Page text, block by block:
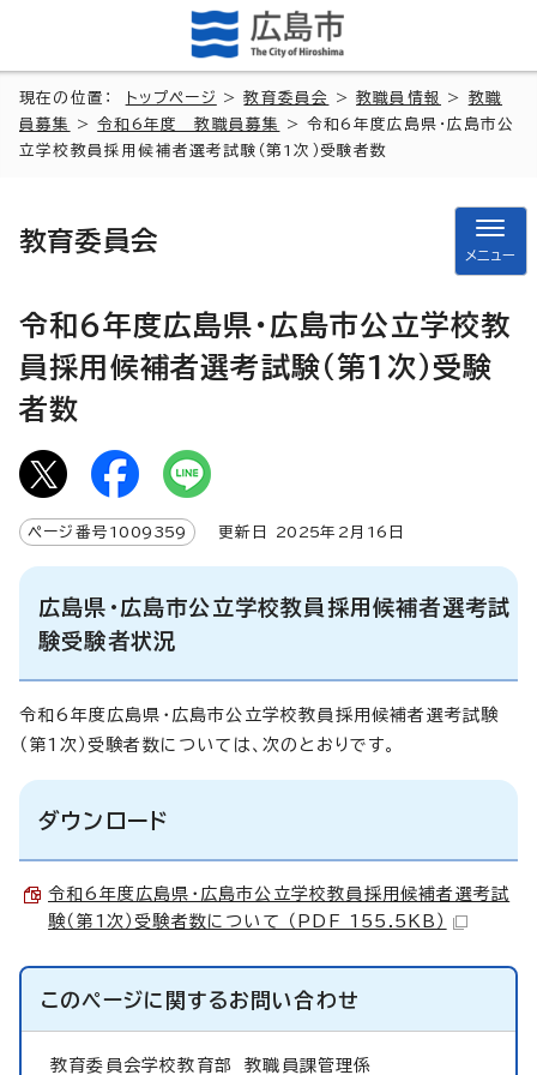
現在の位置： トップページ >教育委員会 >教職員情報 > 教職
員募集
>令和6年度 教職員募集
> 令和6年度広島県・広島市公
立学校教員採用候補者選考試験（第1次）受験者数
教育委員会
メニュー
令和6年度広島県・広島市公立学校教
員採用候補者選考試験（第1次）受験
者数
ページ番号 1009359 更新日 2025年2月 16 日
広島県・広島市公立学校教員採用候補者選考試
験受験者状況
令和6年度広島県・広島市公立学校教員採用候補者選考試験
（第1次）受験者数については、次のとおりです。
ダウンロード
令和6年度広島県・広島市公立学校教員採用候補者選考試
験（第1次）受験者数について （PDF 155.5KB）
このページに関するお問い合わせ
教育委員会学校教育部教職員課管理係